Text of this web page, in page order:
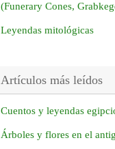
(Funerary Cones,
Leyendas mitológicas
Artículos más leídos
Cuentos y leyendas
Árboles y flores en el